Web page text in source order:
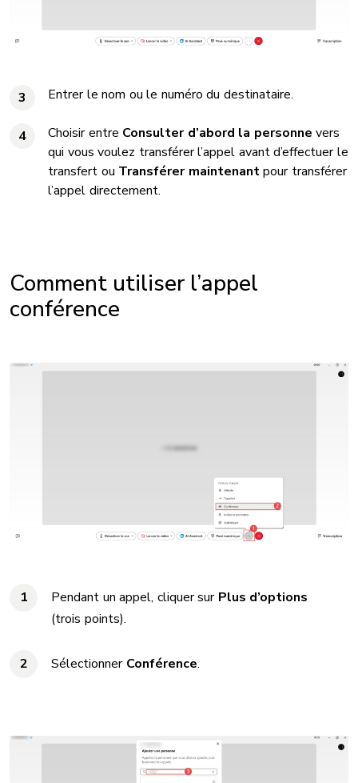
3 Entrer le nom ou le numéro du destinataire.
4 Choisir entre Consulter d’abord la personne vers
qui vous voulez transférer l’appel avant d’effectuer le
transfert ou Transférer maintenantpour transférer
l’appel directement.
Comment utiliser l’appel
conférence
Pendant un appel, cliquer sur Plus d’options
(trois points).
Sélectionner Conférence.